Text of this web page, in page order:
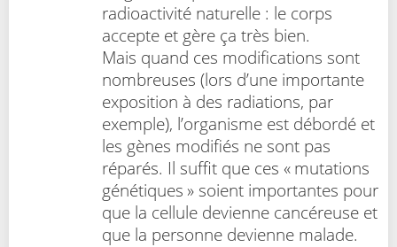
radioactivité naturelle : le corps
accepte et gère ça très bien.
Mais quand ces modifications sont
nombreuses (lors d’une importante
exposition à des radiations, par
exemple), l’organisme est débordé et
les gènes modifiés ne sont pas
réparés. Il suffit que ces « mutations
génétiques » soient importantes pour
que la cellule devienne cancéreuse et
que la personne devienne malade.